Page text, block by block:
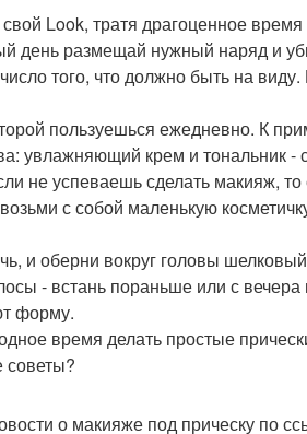
Look, тратя драгоценное
день размещай нужный наряд и
того, что должно быть на
пользуешься ежедневно. К
увлажняющий крем и тональник -
не успеваешь сделать макияж,
с собой маленькую
и оберни вокруг головы
- встань пораньше или с
форму.
время делать простые
советы?
о макияже под прическу по